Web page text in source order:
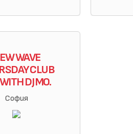
WAVE
CLUB
DJ MO.
София